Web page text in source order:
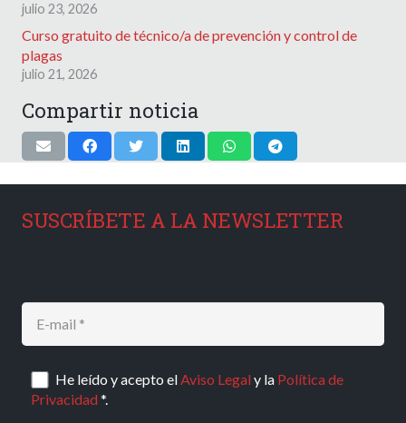
julio 23, 2026
Curso gratuito de técnico/a de prevención y control de
plagas
julio 21, 2026
Compartir noticia
SUSCRÍBETE A LA NEWSLETTER
He leído y acepto elAviso Legaly la Política de
Privacidad*.